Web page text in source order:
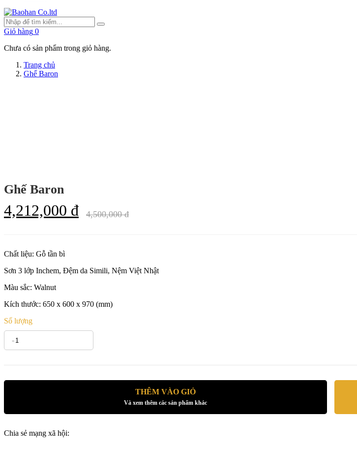
Giỏ hàng 0
Chưa có sản phẩm trong giỏ hàng.
Trang chủ
Ghế Baron
Ghế Baron
4,212,000 đ 4,500,000 đ
Chất liệu: Gỗ tần bì
Sơn 3 lớp Inchem, Đệm da Simili, Nệm Việt Nhật
Màu sắc: Walnut
Kích thước: 650 x 600 x 970 (mm)
Số lượng
-
THÊM VÀO GIỎ
Và xem thêm các sản phẩm khác
Chia sẻ mạng xã hội: